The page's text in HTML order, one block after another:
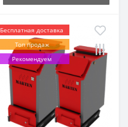
Бесплатная доставка
Топ продаж
Рекомендуем